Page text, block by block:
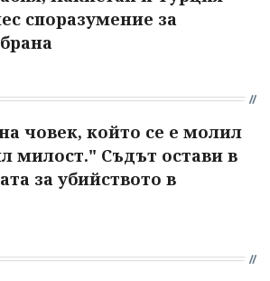
споразумение за
човек, който се е молил
милост." Съдът остави в
за убийството в